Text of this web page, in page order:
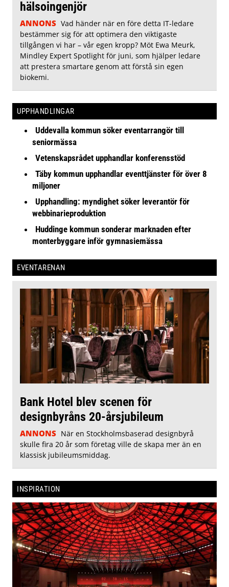
hälsoingenjör
ANNONS Vad händer när en före detta IT-ledare
bestämmer sig för att optimera den viktigaste
tillgången vi har – vår egen kropp? Möt Ewa Meurk,
Mindley Expert Spotlight för juni, som hjälper ledare
att prestera smartare genom att förstå sin egen
biokemi.
UPPHANDLINGAR
Uddevalla kommun söker eventarrangör till
seniormässa
Vetenskapsrådet upphandlar konferensstöd
Täby kommun upphandlar eventtjänster för över 8
miljoner
Upphandling: myndighet söker leverantör för
webbinarieproduktion
Huddinge kommun sonderar marknaden efter
monterbyggare inför gymnasiemässa
EVENTARENAN
Bank Hotel blev scenen för
designbyråns 20-årsjubileum
ANNONS När en Stockholmsbaserad designbyrå
skulle fira 20 år som företag ville de skapa mer än en
klassisk jubileumsmiddag.
INSPIRATION